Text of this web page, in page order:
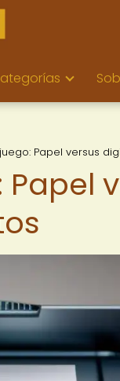
Papel versus